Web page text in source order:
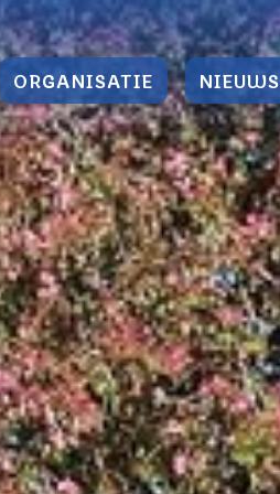
ORGANISATIE NIEUWS